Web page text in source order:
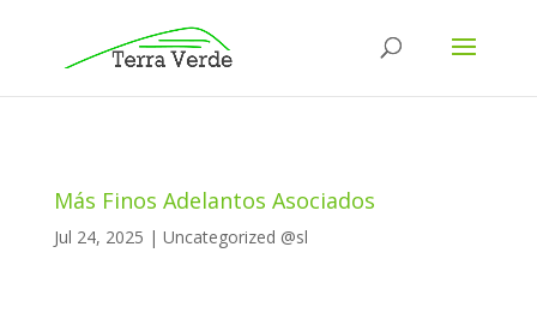
Más Finos Adelantos Asociados
Jul 24, 2025 | Uncategorized @sl